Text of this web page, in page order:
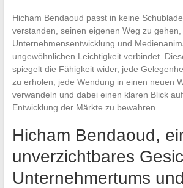
Hicham Bendaoud passt in keine
verstanden, seinen eigenen Weg zu
Unternehmensentwicklung und
ungewöhnlichen Leichtigkeit verbindet.
spiegelt die Fähigkeit wider, jede
zu erholen, jede Wendung in einen neuen
verwandeln und dabei einen klaren Blick
Entwicklung der Märkte zu bewahren.
Hicham Bendaoud,
unverzichtbares
Unternehmertums